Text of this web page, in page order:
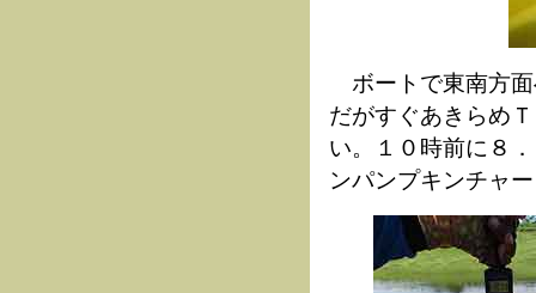
ボートで東南方面
だがすぐあきらめ
い。１０時前に８
ンパンプキンチャ